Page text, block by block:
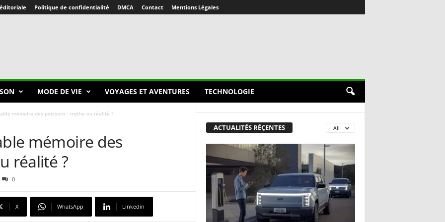
Politique de confidentialité DMCA Contact Mentions Légales
MODE DE VIE VOYAGES ET AVENTURES TECHNOLOGIE
mémoire des poissons : mythe ou réalité ?
mémoire des
réalité ?
0
X WhatsApp Linkedin
ACTUALITÉS RÉÇENTES All